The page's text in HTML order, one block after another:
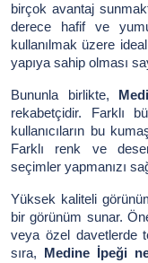
birçok avantaj
derece hafif ve
kullanılmak üzere
yapıya sahip olması
Bununla birlikte,
rekabetçidir. Farklı
kullanıcıların bu
Farklı renk ve
seçimler yapmanızı
Yüksek kaliteli
bir görünüm sunar.
veya özel davetlerde
sıra,
Medine İpeği